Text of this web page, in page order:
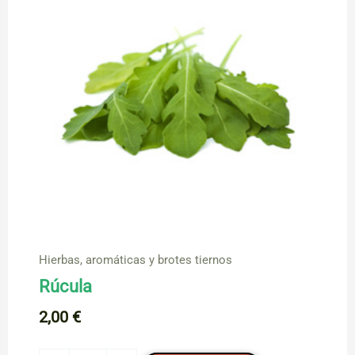
Hierbas, aromáticas y brotes tiernos
Rúcula
2,00 €